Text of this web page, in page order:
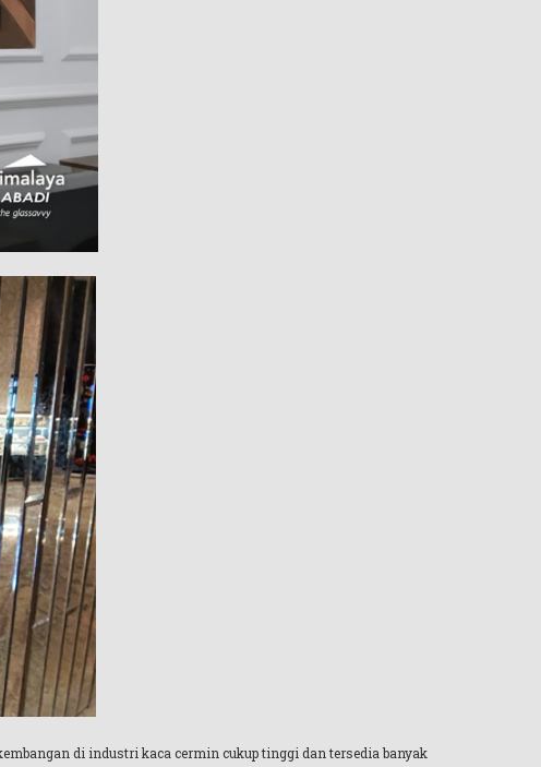
di industri kaca cermin cukup tinggi dan tersedia banyak